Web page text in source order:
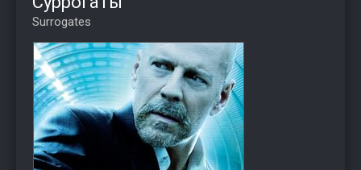
Surrogates